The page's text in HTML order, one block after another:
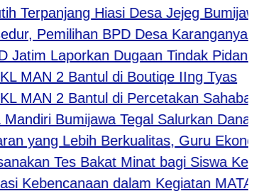
Hiasi Desa Jejeg
Pemilihan BPD Desa Karanganyar
Laporkan Dugaan Tindak Pidana
2 Bantul di Boutiqe IIng Tyas
2 Bantul di Percetakan Sahabat
Bumijawa Tegal Salurkan Dana
yang Lebih Berkualitas, Guru
Tes Bakat Minat bagi Siswa Kelas
Kebencanaan dalam Kegiatan MATA